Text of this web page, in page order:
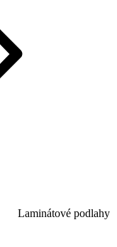
Laminátové podlahy